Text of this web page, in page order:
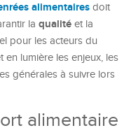
alimentaires doit
la qualité et la
pour les acteurs du
en lumière les enjeux, les
générales à suivre lors
alimentaire